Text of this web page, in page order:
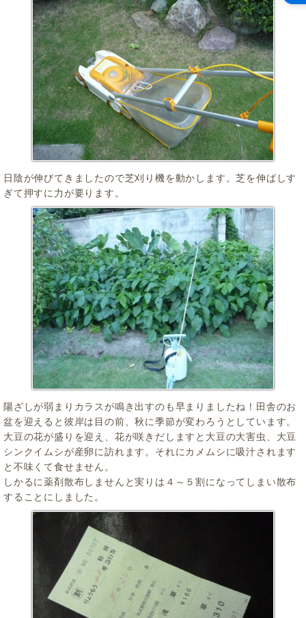
日陰が伸びてきましたので芝刈り機を動かします。芝を伸ばしす
ぎて押すに力が要ります。
陽ざしが弱まりカラスが鳴き出すのも早まりましたね！田舎のお
盆を迎えると彼岸は目の前、秋に季節が変わろうとしています。
大豆の花が盛りを迎え、花が咲きだしますと大豆の大害虫、大豆
シンクイムシが産卵に訪れます。それにカメムシに吸汁されます
と不味くて食せません。
しかるに薬剤散布しませんと実りは４～５割になってしまい散布
することにしました。